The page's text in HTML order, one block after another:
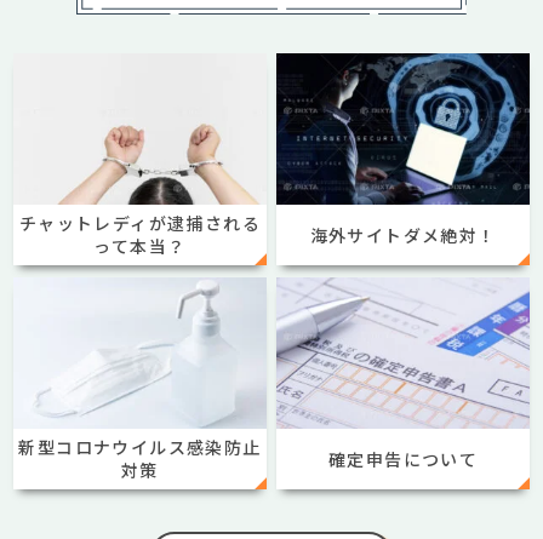
チャットレディが逮捕される
って本当？
海外サイトダメ絶対！
新型コロナウイルス感染防止
対策
確定申告について